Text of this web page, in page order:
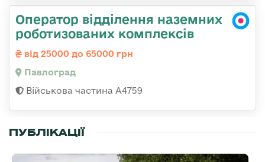
Оператор відділення наземних
роботизованих комплексів
від 25000 до 65000 грн
Павлоград
Військова частина А4759
ПУБЛІКАЦІЇ